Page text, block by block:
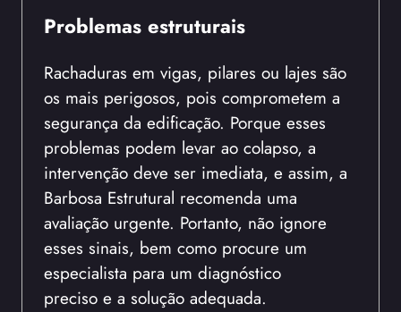
Problemas estruturais
Rachaduras em vigas, pilares ou lajes são
os mais perigosos, pois comprometem a
segurança da edificação. Porque esses
problemas podem levar ao colapso, a
intervenção deve ser imediata, e assim, a
Barbosa Estrutural recomenda uma
avaliação urgente. Portanto, não ignore
esses sinais, bem como procure um
especialista para um diagnóstico
preciso e a solução adequada.